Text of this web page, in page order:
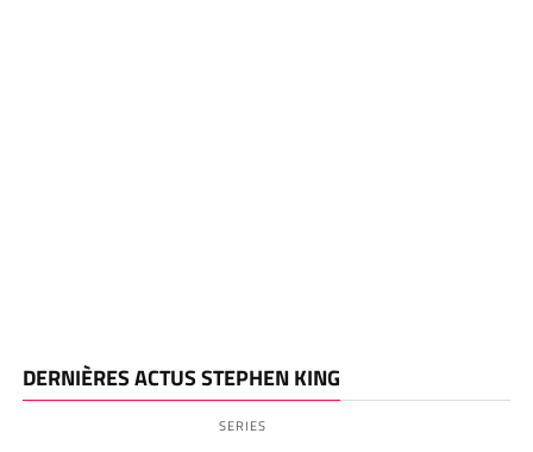
DERNIÈRES ACTUS STEPHEN KING
SERIES